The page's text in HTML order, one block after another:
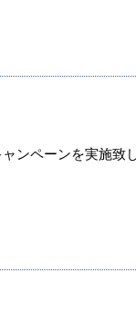
ンペーンを実施致